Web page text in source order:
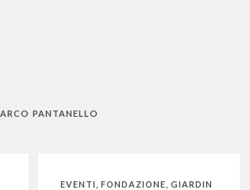
PANTANELLO
EVENTI ,FONDAZIONE ,GIARDIN